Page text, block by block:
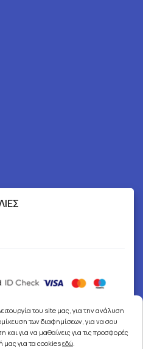
του site μας, για την ανάλυση
των διαφημίσεων, για να σου
για να μαθαίνεις για τις προσφορές
μας για τα cookiesεδώ.